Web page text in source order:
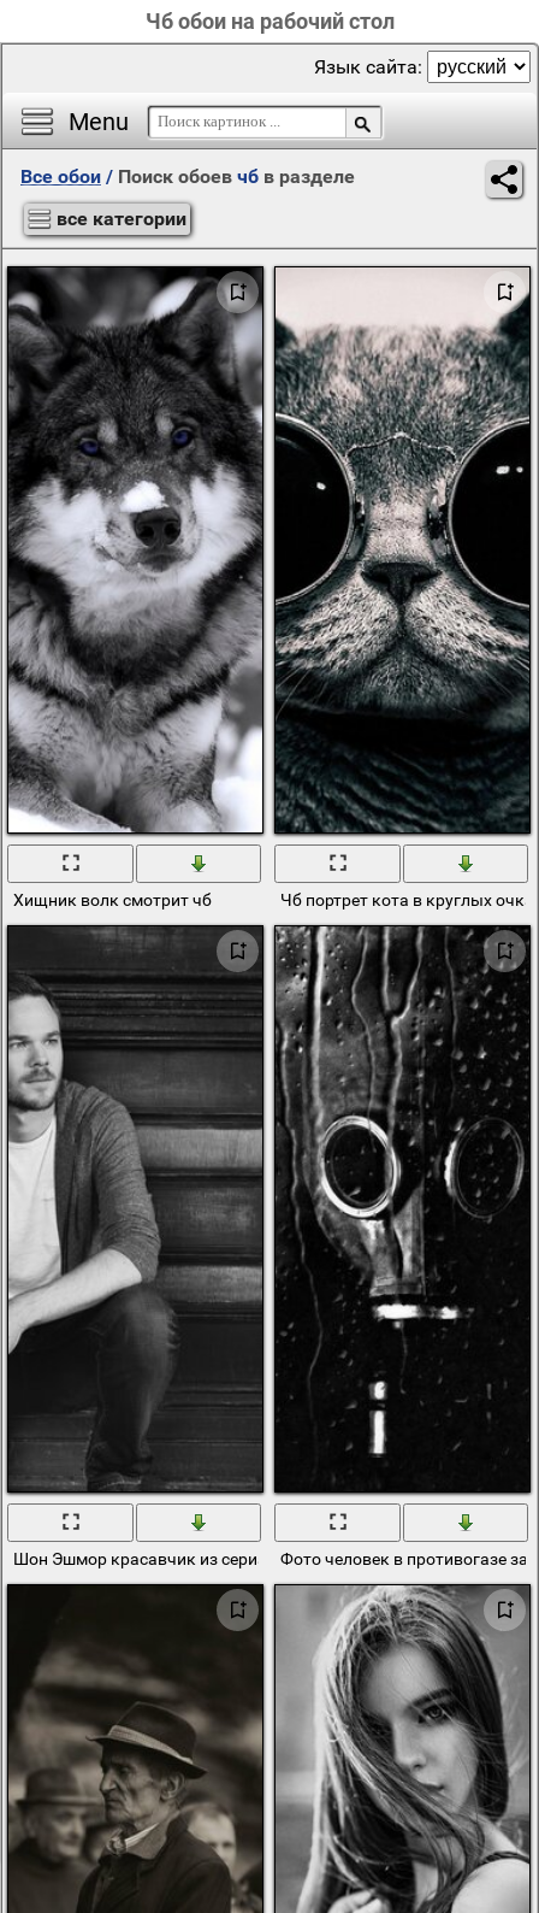
Чб обои на рабочий стол
Menu
Язык сайта:
Все обои / Поиск обоев чб в разделе
все категории
Хищник волк смотрит чб Чб портрет кота в круглых
Шон Эшмор красавчик из сериала Тайны Смолвиля чб фото
Фото человек в противогазе за